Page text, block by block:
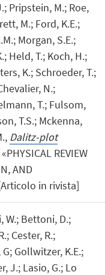
Pripstein, M.; Roe,
M.; Ford, K.E.;
Morgan, S.E.;
Held, T.; Koch, H.;
K.; Schroeder, T.;
N.;
T.; Fulsom,
T.S.; Mckenna,
Dalitz-plot
REVIEW
AND
in rivista]
W.; Bettoni, D.;
Cester, R.;
Gollwitzer, K.E.;
J.; Lasio, G.; Lo